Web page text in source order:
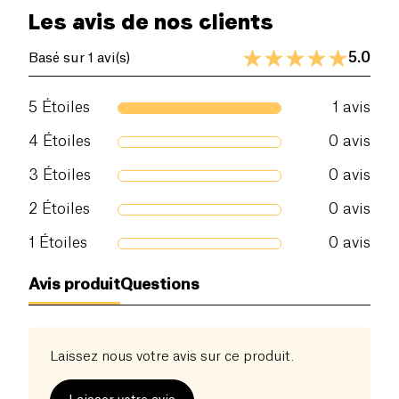
Les avis de nos clients
Basé sur 1 avi(s) 5.0
5 Étoiles 1 avis
4 Étoiles 0 avis
3 Étoiles 0 avis
2 Étoiles 0 avis
1 Étoiles 0 avis
Avis produitQuestions
Laissez nous votre avis sur ce produit.